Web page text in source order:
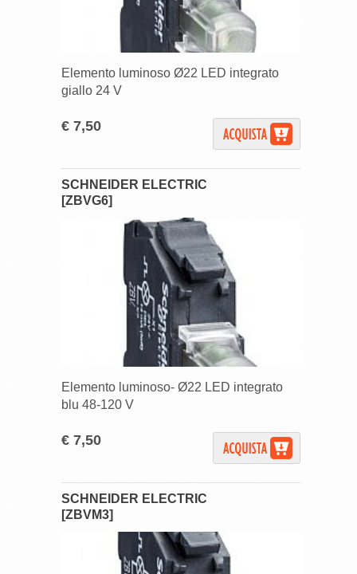
Elemento luminoso Ø22 LED integrato
giallo 24 V
€ 7,50
SCHNEIDER ELECTRIC
[ZBVG6]
Elemento luminoso- Ø22 LED integrato
blu 48-120 V
€ 7,50
SCHNEIDER ELECTRIC
[ZBVM3]